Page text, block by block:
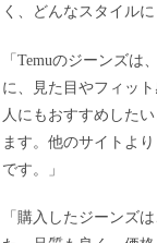
く、どんなスタイル
「Temuのジーンズは
に、見た目やフィッ
人にもおすすめした
ます。他のサイトよ
です。」
「購入したジーンズ